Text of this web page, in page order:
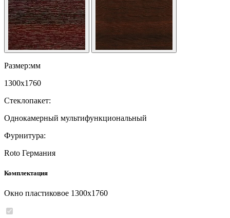
Размер:мм
1300x1760
Стеклопакет:
Однокамерный мультифункциональный
Фурнитура:
Roto Германия
Комплектация
Окно пластиковое 1300x1760